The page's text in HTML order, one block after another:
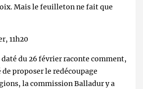
Mais le feuilleton ne fait que
11h20
daté du 26 février raconte comment,
proposer le redécoupage
la commission Balladur y a